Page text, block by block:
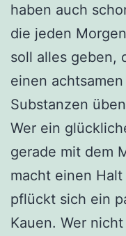
haben auch
die jeden
soll alles geben,
einen
Substanzen
Wer ein
gerade mit dem
macht einen
pflückt sich ein
Kauen. Wer